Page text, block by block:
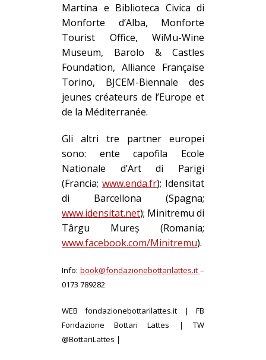
Martina e Biblioteca Civica di
Monforte d’Alba,
Monforte
Tourist Office, WiMu-Wine
Museum, Barolo & Castles
Foundation, Alliance Française
Torino, BJCEM-Biennale des
jeunes créateurs de l’Europe et
de la Méditerranée.
Gli altri tre partner europei
sono: ente capofila Ecole
Nationale d’Art di Parigi
(Francia; www.enda.fr); Idensitat
di Barcellona (Spagna;
www.idensitat.net); Minitremu di
Târgu Mureș (Romania;
www.facebook.com/Minitremu).
Info: book@fondazionebottarilattes.it –
0173 789282
WEBfondazionebottarilattes.it | FB
Fondazione Bottari Lattes
| TW
@BottariLattes |